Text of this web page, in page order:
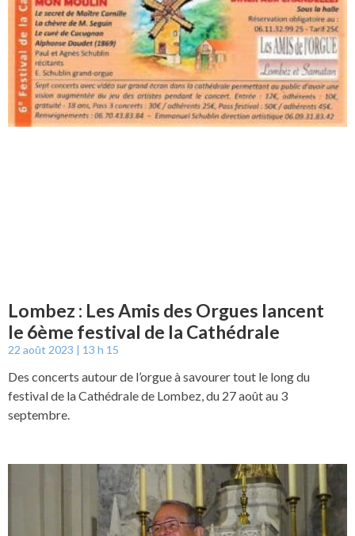
Lombez : Les Amis des Orgues lancent
le 6ème festival de la Cathédrale
22 août 2023 13 h 15
Des concerts autour de l’orgue à savourer tout le long du
festival de la Cathédrale de Lombez, du 27 août au 3
septembre.